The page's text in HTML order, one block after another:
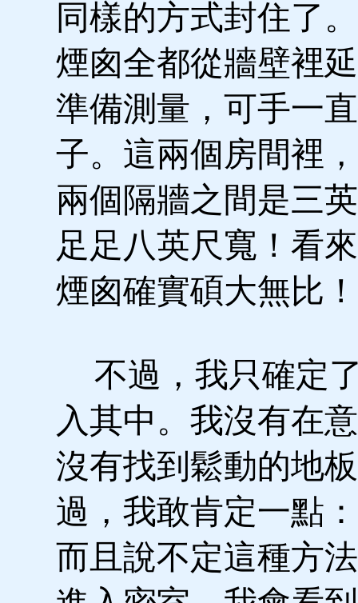
同樣的方式封住了
煙囪全都從牆壁裡
準備測量，可手一
子。這兩個房間裡
兩個隔牆之間是三
足足八英尺寬！看
煙囪確實碩大無比！
不過，我只確定
入其中。我沒有在
沒有找到鬆動的地
過，我敢肯定一點
而且說不定這種方